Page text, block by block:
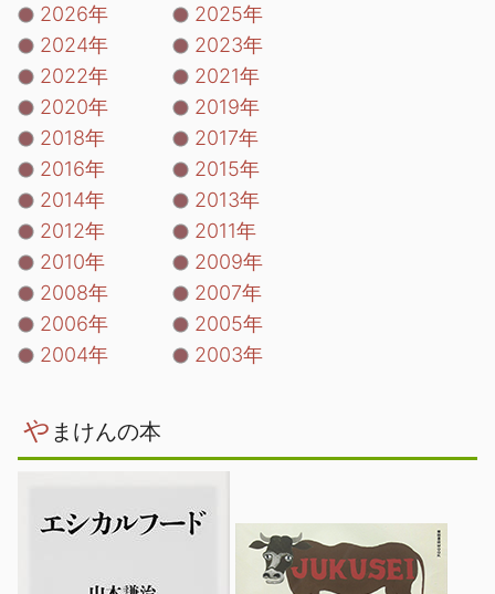
2026年
2025年
2024年
2023年
2022年
2021年
2020年
2019年
2018年
2017年
2016年
2015年
2014年
2013年
2012年
2011年
2010年
2009年
2008年
2007年
2006年
2005年
2004年
2003年
や まけんの本